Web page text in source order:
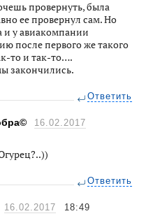
провернуть, была
ее провернул сам. Но
и у авиакомпании
после первого же такого
то и так-то….
закончились.
Ответить
16.02.2017
Ответить
16.02.2017 18:49